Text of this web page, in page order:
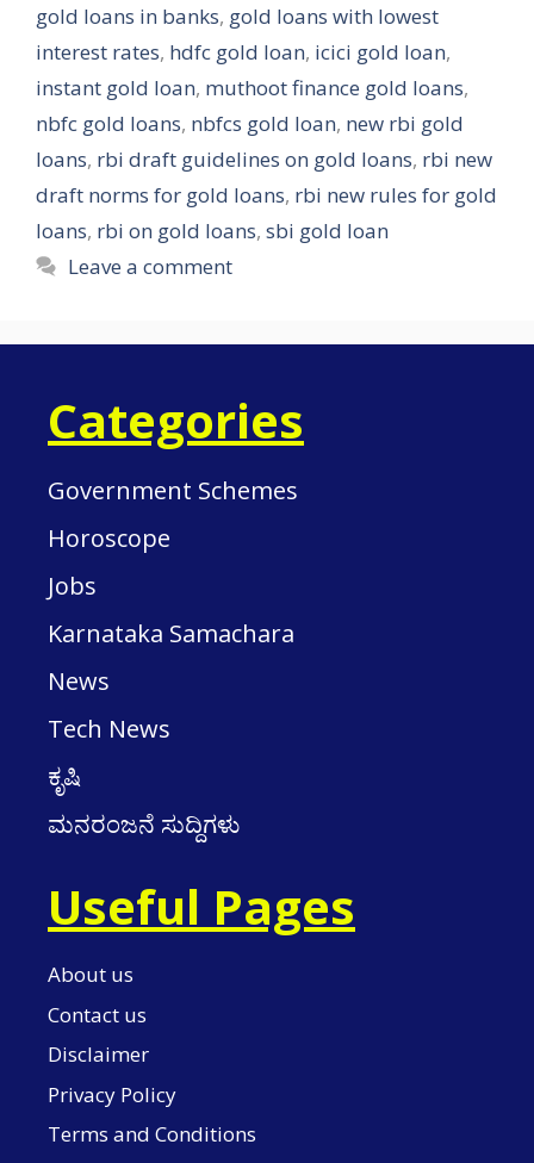
gold loans in banks, gold loans with lowest
interest rates, hdfc gold loan, icici gold loan,
instant gold loan, muthoot finance gold loans,
nbfc gold loans, nbfcs gold loan, new rbi gold
loans, rbi draft guidelines on gold loans, rbi new
draft norms for gold loans, rbi new rules for gold
loans, rbi on gold loans, sbi gold loan
Leave a comment
Categories
Government Schemes
Horoscope
Jobs
Karnataka Samachara
News
Tech News
ಕೃಷಿ
ಮನರಂಜನೆ ಸುದ್ದಿಗಳು
Useful Pages
About us
Contact us
Disclaimer
Privacy Policy
Terms and Conditions